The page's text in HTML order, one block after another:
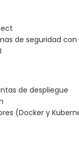
de seguridad con
de despliegue
(Docker y